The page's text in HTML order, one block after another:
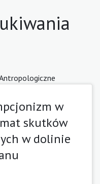
w
skutków
w dolinie